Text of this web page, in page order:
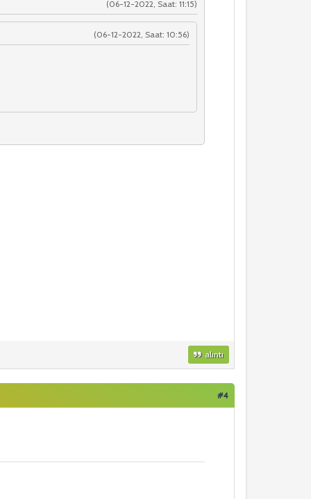
(06-12-2022, Saat: 11:15)
(06-12-2022, Saat: 10:56)
alıntı
#4